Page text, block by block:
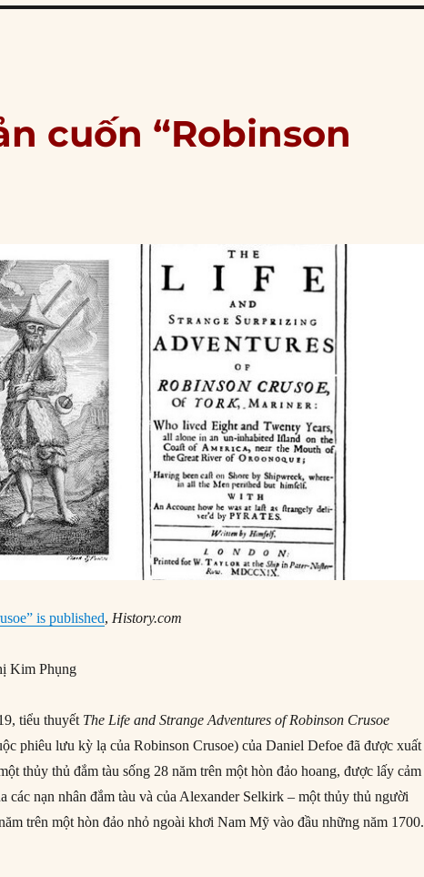
cuốn “Robinson
is published, History.com
Kim Phụng
tiểu thuyết The Life and Strange Adventures of Robinson Crusoe
phiêu lưu kỳ lạ của Robinson Crusoe) của Daniel Defoe đã được xuất
thủy thủ đắm tàu sống 28 năm trên một hòn đảo hoang, được lấy cảm
các nạn nhân đắm tàu và của Alexander Selkirk – một thủy thủ người
trên một hòn đảo nhỏ ngoài khơi Nam Mỹ vào đầu những năm 1700.